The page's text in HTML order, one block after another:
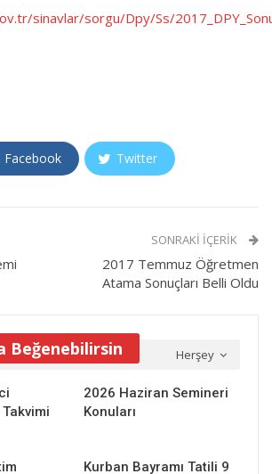
sinavlar/sorgu/Dpy/Ss/
Facebook Twitter
SONRAKI İÇERIK
2017 Temmuz Öğretmen
Atama Sonuçları Belli Oldu
Herşey
Beğenebilirsin
2026 Haziran Semineri
Konuları
Kurban Bayramı Tatili 9